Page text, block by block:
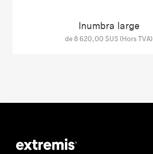
Inumbra large
de 8 620,00 $US (Hors TVA)